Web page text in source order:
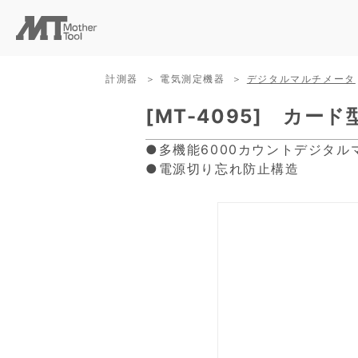
計測器 電気測定機器 デジタルマルチメータ
[MT-4095] カード型
●多機能6000カウントデジタル
●電源切り忘れ防止構造